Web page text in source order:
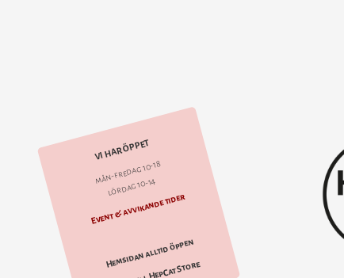
VI HAR ÖPPET
mån-fredag 10-18
lördag 10-14
Event & avvikande tider
Hemsidan alltid öppen